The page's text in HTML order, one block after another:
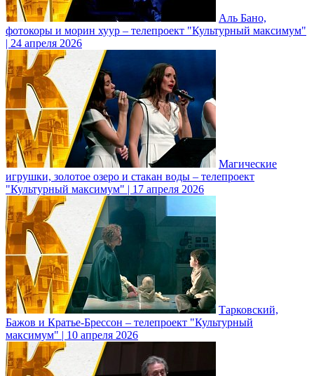
Аль Бано,
фотокоры и морин хуур – телепроект "Культурный максимум"
| 24 апреля 2026
Магические
игрушки, золотое озеро и стакан воды – телепроект
"Культурный максимум" | 17 апреля 2026
Тарковский,
Бажов и Кратье-Брессон – телепроект "Культурный
максимум" | 10 апреля 2026